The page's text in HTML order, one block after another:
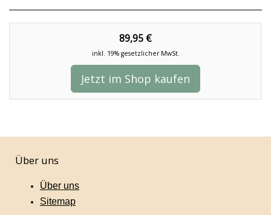
89,95 €
inkl. 19% gesetzlicher MwSt.
Jetzt im Shop kaufen
Über uns
Über uns
Sitemap